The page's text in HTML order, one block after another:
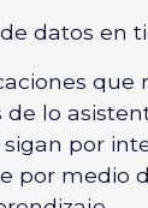
datos en
de lo
por
por medio